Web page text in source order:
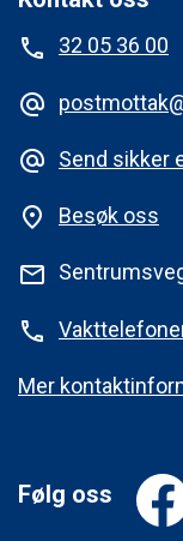
phone
32 05 36 00
alternate_email
alternate_email Send sikker
place Besøk oss
mail
phone
Mer
Følg oss